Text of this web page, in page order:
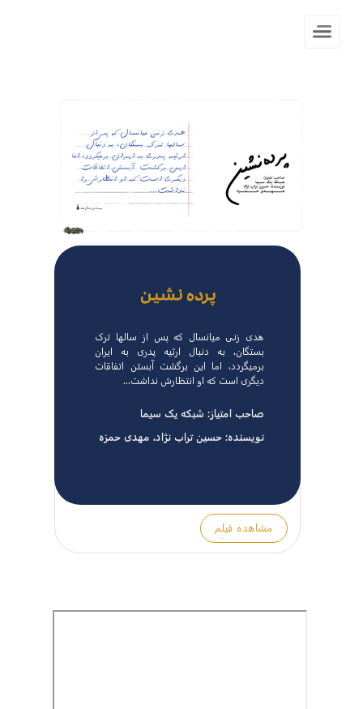
پرده نشین
هدی زنی میانسال که پس از سالها ترک
بستگان، به دنبال ارثیه پدری به ایران
برمیگردد، اما این برگشت آبستن اتفاقات
دیگری است که او انتظارش نداشت...
صاحب امتیاز: شبکه یک سیما
نویسنده:حسین تراب نژاد، مهدی حمزه
مشاهده فیلم